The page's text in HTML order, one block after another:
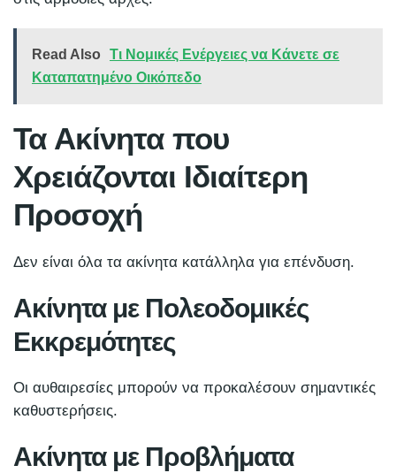
Read Also
Τι Νομικές Ενέργειες να Κάνετε σε
Καταπατημένο Οικόπεδο
Τα Ακίνητα που
Χρειάζονται Ιδιαίτερη
Προσοχή
Δεν είναι όλα τα ακίνητα κατάλληλα για επένδυση.
Ακίνητα με Πολεοδομικές
Εκκρεμότητες
Οι αυθαιρεσίες μπορούν να προκαλέσουν σημαντικές
καθυστερήσεις.
Ακίνητα με Προβλήματα